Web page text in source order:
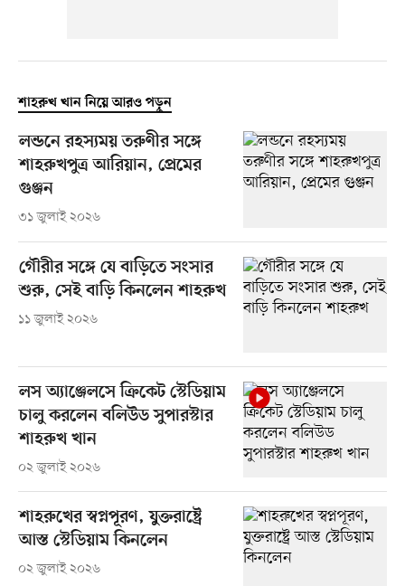
শাহরুখ খান নিয়ে আরও পড়ুন
লন্ডনে রহস্যময় তরুণীর সঙ্গে
শাহরুখপুত্র আরিয়ান, প্রেমের
গুঞ্জন
৩১ জুলাই ২০২৬
গৌরীর সঙ্গে যে বাড়িতে সংসার
শুরু, সেই বাড়ি কিনলেন শাহরুখ
১১ জুলাই ২০২৬
লস অ্যাঞ্জেলসে ক্রিকেট স্টেডিয়াম
চালু করলেন বলিউড সুপারস্টার
শাহরুখ খান
০২ জুলাই ২০২৬
শাহরুখের স্বপ্নপূরণ, যুক্তরাষ্ট্রে
আস্ত স্টেডিয়াম কিনলেন
০২ জুলাই ২০২৬